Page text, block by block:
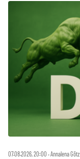
07.08.2026, 20:00 ‧ Annalena Götz